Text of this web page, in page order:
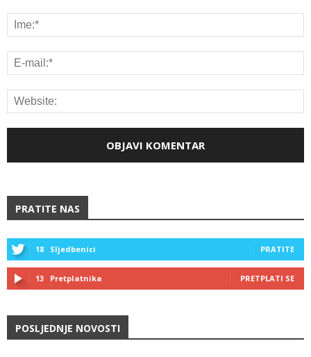
PRATITE NAS
18 Sljedbenici PRATITE
13 Pretplatnika PRETPLATI SE
POSLJEDNJE NOVOSTI